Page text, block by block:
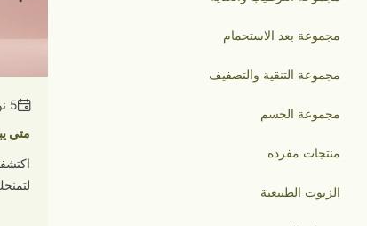
مجموعة بعد الاستحمام
مجموعة التنقية والتصفيف
مجموعة الجسم
منتجات مفرده
الزيوت الطبيعية
5 نوفمبر 2025
متى